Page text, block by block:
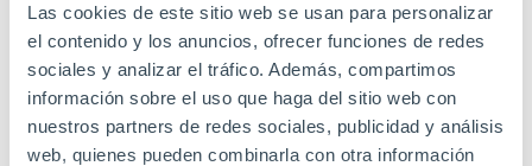
Las cookies de este sitio web se usan para personalizar
el contenido y los anuncios, ofrecer funciones de redes
sociales y analizar el tráfico. Además, compartimos
información sobre el uso que haga del sitio web con
nuestros partners de redes sociales, publicidad y análisis
web, quienes pueden combinarla con otra información
Toda la web Centros Actividades y Noticias
Servicios Empleo Contenidos